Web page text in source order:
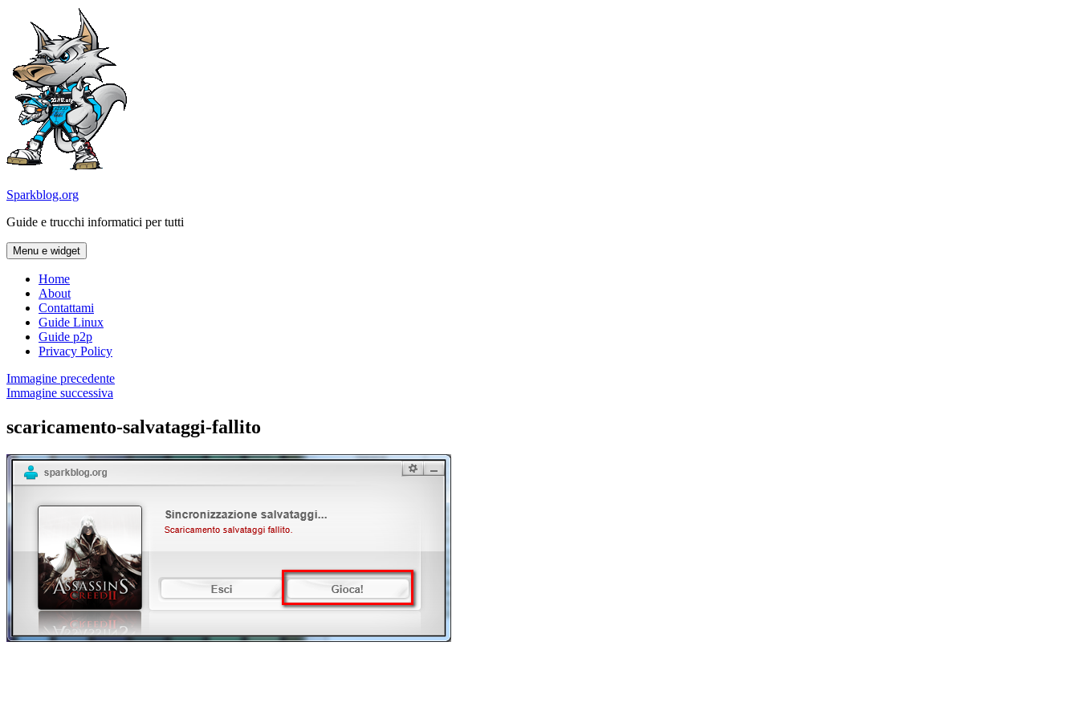
contenuto
Sparkblog.org
Guide e trucchi informatici per tutti
Menu e widget
Home
About
Contattami
Guide Linux
Guide p2p
Privacy Policy
Immagine precedente
Immagine successiva
scaricamento-salvataggi-fallito